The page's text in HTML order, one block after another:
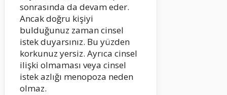
sonrasında da devam eder.
Ancak doğru kişiyi
bulduğunuz zaman cinsel
istek duyarsınız. Bu yüzden
korkunuz yersiz. Ayrıca cinsel
ilişki olmaması veya cinsel
istek azlığı menopoza neden
olmaz.